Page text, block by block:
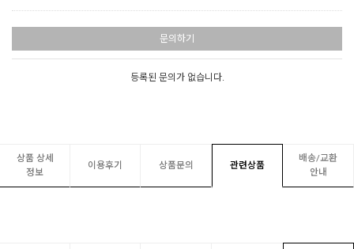
문의하기
등록된 문의가 없습니다.
상품 상세
정보
이용후기 상품문의 관련상품
배송/교환
안내